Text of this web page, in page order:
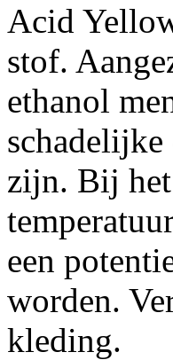
Acid
stof.
ethanol
zijn. Bij het
een
worden.
kleding.